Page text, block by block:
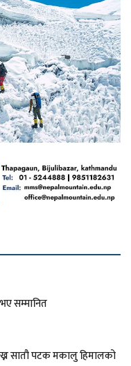
सम्मानित
सातौ पटक मकालु हिमालको